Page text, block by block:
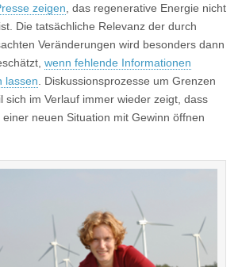
zeigen, das regenerative Energie nicht
Die tatsächliche Relevanz der durch
Veränderungen wird besonders dann
wenn fehlende Informationen
lassen. Diskussionsprozesse um Grenzen
sich im Verlauf immer wieder zeigt, dass
neuen Situation mit Gewinn öffnen